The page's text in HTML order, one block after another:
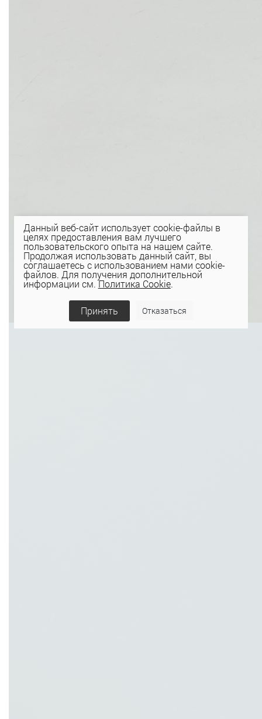
Данный веб-сайт использует cookie-файлы в
целях предоставления вам лучшего
пользовательского опыта на нашем сайте.
Продолжая использовать данный сайт, вы
соглашаетесь с использованием нами cookie-
файлов. Для получения дополнительной
информации см.Политика Cookie.
Принять Отказаться